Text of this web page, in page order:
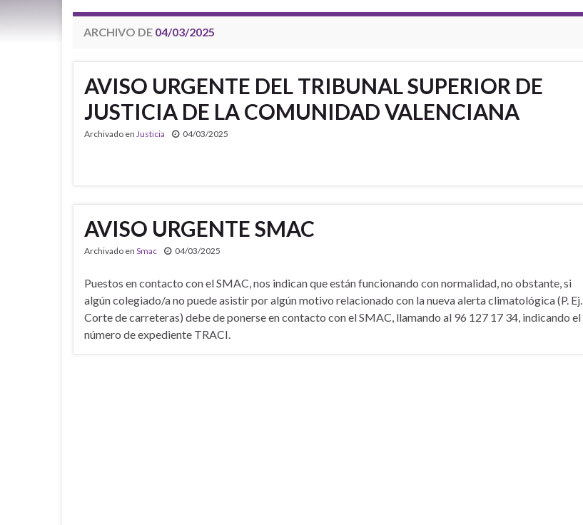
ARCHIVO DE 04/03/2025
AVISO URGENTE DEL TRIBUNAL SUPERIOR DE
JUSTICIA DE LA COMUNIDAD VALENCIANA
Archivado en Justicia 04/03/2025
AVISO URGENTE SMAC
Archivado en Smac 04/03/2025
Puestos en contacto con el SMAC, nos indican que están funcionando con normalidad, no obstante, si
algún colegiado/a no puede asistir por algún motivo relacionado con la nueva alerta climatológica (P. Ej.
Corte de carreteras) debe de ponerse en contacto con el SMAC, llamando al 96 127 17 34, indicando el
número de expediente TRACI.